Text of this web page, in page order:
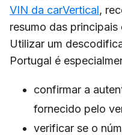
VIN da carVertical,
resumo das
Utilizar um
Portugal é
confirmar a
fornecido pelo
verificar se o